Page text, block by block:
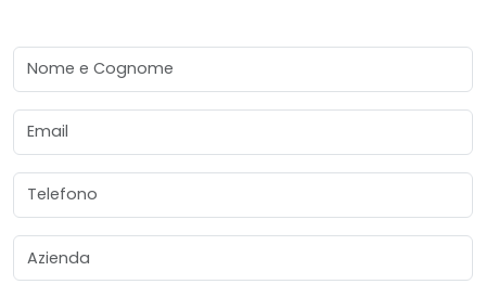
Nome e Cognome
Email
Telefono
Azienda